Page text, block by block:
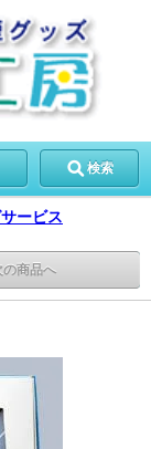
検索
ービス
の商品へ